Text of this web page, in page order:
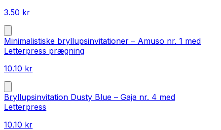
3.50 kr
Minimalistiske bryllupsinvitationer – Amuso nr. 1 med
Letterpress prægning
10.10 kr
Bryllupsinvitation Dusty Blue – Gaja nr. 4 med
Letterpress
10.10 kr